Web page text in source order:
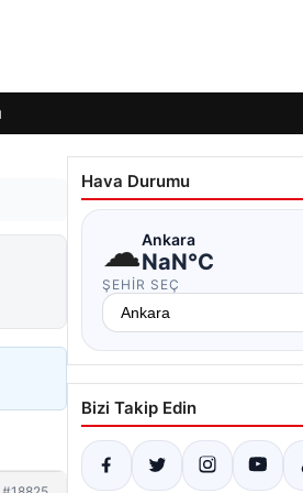
Hava Durumu
☁Ankara
NaN°C
ŞEHIR SEÇ
Bizi Takip Edin